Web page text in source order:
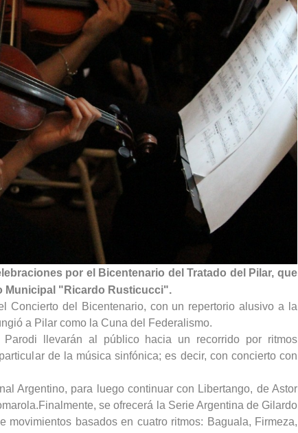
por el Bicentenario del Tratado del Pilar, que
Municipal "Ricardo Rusticucci".
Concierto del Bicentenario, con un repertorio alusivo a la
a Pilar como la Cuna del Federalismo.
llevarán al público hacia un recorrido por ritmos
de la música sinfónica; es decir, con concierto con
Argentino, para luego continuar con Libertango, de Astor
se ofrecerá la Serie Argentina de Gilardo
basados en cuatro ritmos: Baguala, Firmeza,